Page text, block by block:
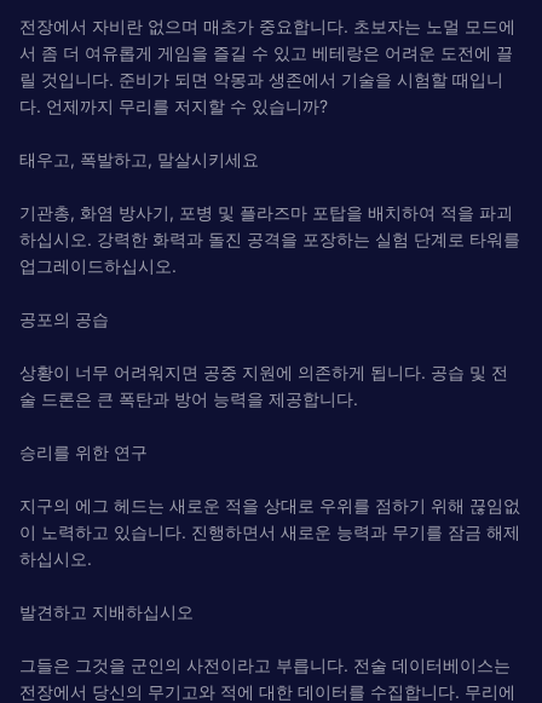
전장에서 자비란 없으며 매초가 중요합니다. 초보자는 노멀 모드에
서 좀 더 여유롭게 게임을 즐길 수 있고 베테랑은 어려운 도전에 끌
릴 것입니다. 준비가 되면 악몽과 생존에서 기술을 시험할 때입니
다. 언제까지 무리를 저지할 수 있습니까?
태우고, 폭발하고, 말살시키세요
기관총, 화염 방사기, 포병 및 플라즈마 포탑을 배치하여 적을 파괴
하십시오. 강력한 화력과 돌진 공격을 포장하는 실험 단계로 타워를
업그레이드하십시오.
공포의 공습
상황이 너무 어려워지면 공중 지원에 의존하게 됩니다. 공습 및 전
술 드론은 큰 폭탄과 방어 능력을 제공합니다.
승리를 위한 연구
지구의 에그 헤드는 새로운 적을 상대로 우위를 점하기 위해 끊임없
이 노력하고 있습니다. 진행하면서 새로운 능력과 무기를 잠금 해제
하십시오.
발견하고 지배하십시오
그들은 그것을 군인의 사전이라고 부릅니다. 전술 데이터베이스는
전장에서 당신의 무기고와 적에 대한 데이터를 수집합니다. 무리에